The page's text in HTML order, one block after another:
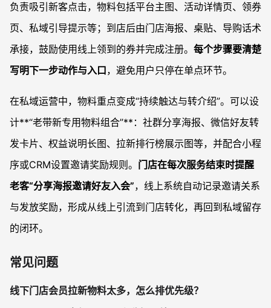
负责吸引新客点击，物料包括平台主图、活动详情页、领券
页、私域引导提示等；到店后由门店海报、桌贴、导购话术
承接，鼓励使用线上领到的券并完成注册。 每个步骤要清楚
写明下一步动作与入口，避免用户只停在单点环节。
在私域运营中，物料重点变成“持续触达与转介绍”。可以设
计**“老带新专用物料组合”**：社群分享海报、微信好友转
发卡片、权益说明长图、拉新排行榜展示图等，并配合小程
序或CRM设置邀请奖励规则。 门店在每次服务结束时提醒
老客“分享海报邀请好友入会”，线上系统自动记录邀请关系
与发放奖励，形成从线上引流到门店转化，再回到私域留存
的闭环。
常见问题
线下门店会员拉新物料太多，怎么排优先级？